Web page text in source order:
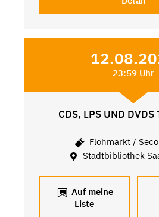
23:59 Uhr
CDS, LPS UND DVDS
Flohmarkt /
Stadtbibliothek
Auf meine
Liste